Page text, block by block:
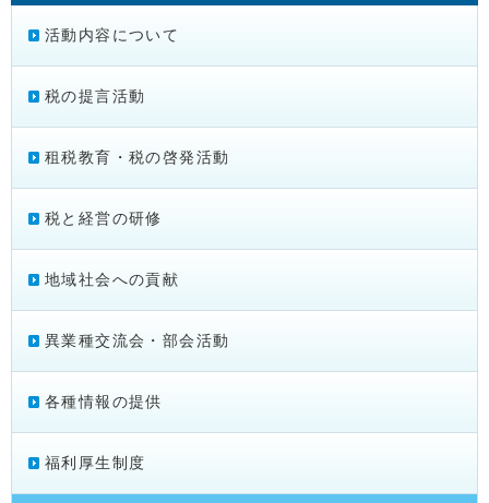
活動内容について
税の提言活動
租税教育・税の啓発活動
税と経営の研修
地域社会への貢献
異業種交流会・部会活動
各種情報の提供
福利厚生制度